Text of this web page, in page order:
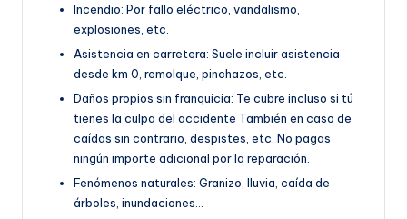
Incendio: Por fallo eléctrico, vandalismo,
explosiones, etc.
Asistencia en carretera: Suele incluir asistencia
desde km 0, remolque, pinchazos, etc.
Daños propios sin franquicia: Te cubre incluso si tú
tienes la culpa del accidente También en caso de
caídas sin contrario, despistes, etc. No pagas
ningún importe adicional por la reparación.
Fenómenos naturales: Granizo, lluvia, caída de
árboles, inundaciones…